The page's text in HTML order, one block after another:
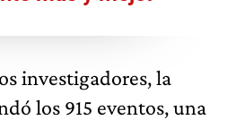
investigadores, la
los 915 eventos, una